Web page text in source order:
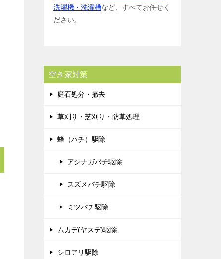
洗濯機・洗濯槽など、すべてお任せく
ださい。
空き家対策
庭石処分・撤去
草刈り・芝刈り・防草処理
蜂（ハチ）駆除
アシナガバチ駆除
スズメバチ駆除
ミツバチ駆除
ムカデ(ヤスデ)駆除
シロアリ駆除